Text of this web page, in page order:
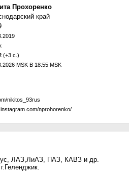
Прохоренко
край
(+3 с.)
MSK В 18:55 MSK
nikitos_93rus
nprohorenko/
ЛАЗ,ЛиАЗ, ПАЗ, КАВЗ и др.